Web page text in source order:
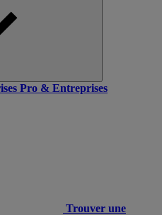
Pro & Entreprises
Trouver une